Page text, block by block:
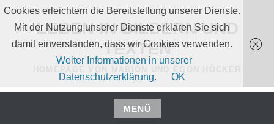
Zum
Inhalt
springen
LEBEN IN BILDERN UND
TEXTEN
MENÜ
Zum
Cookies erleichtern die Bereitstellung unserer Dienste.
Mit der Nutzung unserer Dienste erklären Sie sich
damit einverstanden, dass wir Cookies verwenden.
Weiter Informationen in unserer
Datenschutzerklärung.
OK